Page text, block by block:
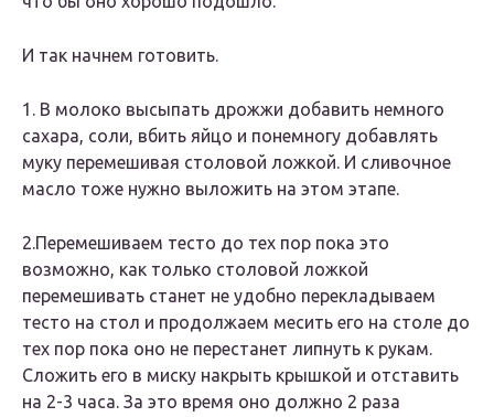
И так начнем готовить.
1. В молоко высыпать дрожжи добавить немного
сахара, соли, вбить яйцо и понемногу добавлять
муку перемешивая столовой ложкой. И сливочное
масло тоже нужно выложить на этом этапе.
2.Перемешиваем тесто до тех пор пока это
возможно, как только столовой ложкой
перемешивать станет не удобно перекладываем
тесто на стол и продолжаем месить его на столе до
тех пор пока оно не перестанет липнуть к рукам.
Сложить его в миску накрыть крышкой и отставить
на 2-3 часа. За это время оно должно 2 раза